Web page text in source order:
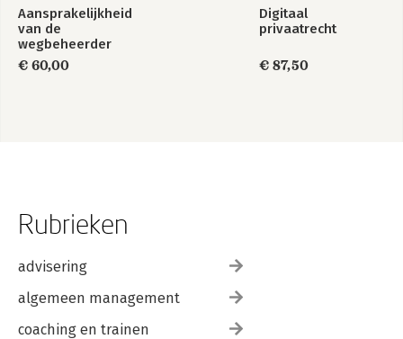
Aansprakelijkheid
van de
wegbeheerder
€ 60,00
Digitaal
privaatrecht
€ 87,50
Rubrieken
advisering
algemeen management
coaching en trainen